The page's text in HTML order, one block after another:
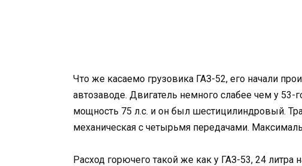
Что же касаемо грузовика ГАЗ-52, его начали
автозаводе. Двигатель немного слабее чем у 53-
мощность 75 л.с. и он был шестицилиндровый.
механическая с четырьмя передачами.
Расход горючего такой же как у ГАЗ-53, 24